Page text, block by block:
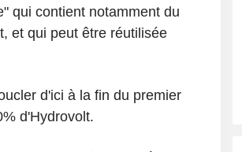
qui contient notamment du
et qui peut être réutilisée
d'ici à la fin du premier
d'Hydrovolt.